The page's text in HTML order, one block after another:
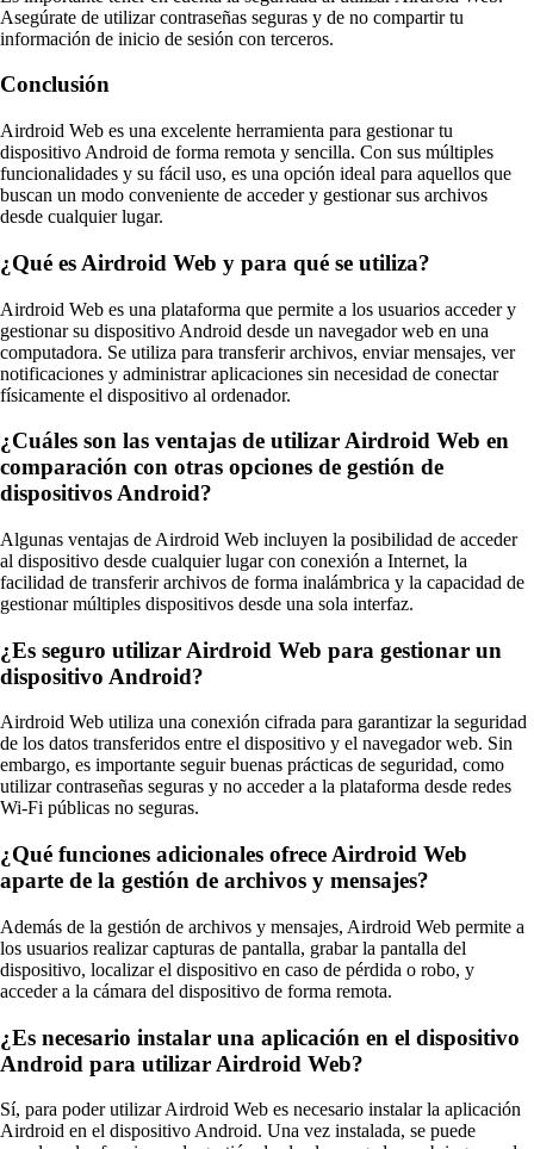
Asegúrate de utilizar contraseñas seguras y de no compartir tu
información de inicio de sesión con terceros.
Conclusión
Airdroid Web es una excelente herramienta para gestionar tu
dispositivo Android de forma remota y sencilla. Con sus múltiples
funcionalidades y su fácil uso, es una opción ideal para aquellos que
buscan un modo conveniente de acceder y gestionar sus archivos
desde cualquier lugar.
¿Qué es Airdroid Web y para qué se utiliza?
Airdroid Web es una plataforma que permite a los usuarios acceder y
gestionar su dispositivo Android desde un navegador web en una
computadora. Se utiliza para transferir archivos, enviar mensajes, ver
notificaciones y administrar aplicaciones sin necesidad de conectar
físicamente el dispositivo al ordenador.
¿Cuáles son las ventajas de utilizar Airdroid Web en
comparación con otras opciones de gestión de
dispositivos Android?
Algunas ventajas de Airdroid Web incluyen la posibilidad de acceder
al dispositivo desde cualquier lugar con conexión a Internet, la
facilidad de transferir archivos de forma inalámbrica y la capacidad de
gestionar múltiples dispositivos desde una sola interfaz.
¿Es seguro utilizar Airdroid Web para gestionar un
dispositivo Android?
Airdroid Web utiliza una conexión cifrada para garantizar la seguridad
de los datos transferidos entre el dispositivo y el navegador web. Sin
embargo, es importante seguir buenas prácticas de seguridad, como
utilizar contraseñas seguras y no acceder a la plataforma desde redes
Wi-Fi públicas no seguras.
¿Qué funciones adicionales ofrece Airdroid Web
aparte de la gestión de archivos y mensajes?
Además de la gestión de archivos y mensajes, Airdroid Web permite a
los usuarios realizar capturas de pantalla, grabar la pantalla del
dispositivo, localizar el dispositivo en caso de pérdida o robo, y
acceder a la cámara del dispositivo de forma remota.
¿Es necesario instalar una aplicación en el dispositivo
Android para utilizar Airdroid Web?
Sí, para poder utilizar Airdroid Web es necesario instalar la aplicación
Airdroid en el dispositivo Android. Una vez instalada, se puede